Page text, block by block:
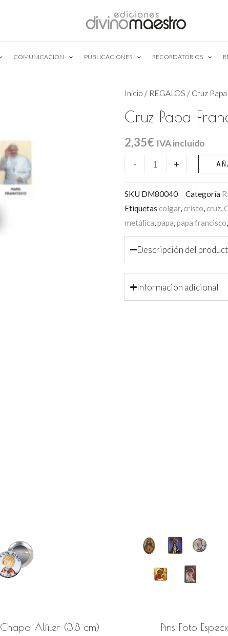
COMUNICACIÓN PUBLICACIONES RECORDATORIOS
Inicio / REGALOS / Cruz
Cruz Papa
2,35€ IVA incluido
-
Cruz
Francisco
cantidad
+
SKU DM80040 Categoría
Etiquetas colgar,cristo,cruz,
metálica,papa,papa francisco,
Descripción del
Información adicional
Chapa Alfiler (3,8 cm) Pins Foto